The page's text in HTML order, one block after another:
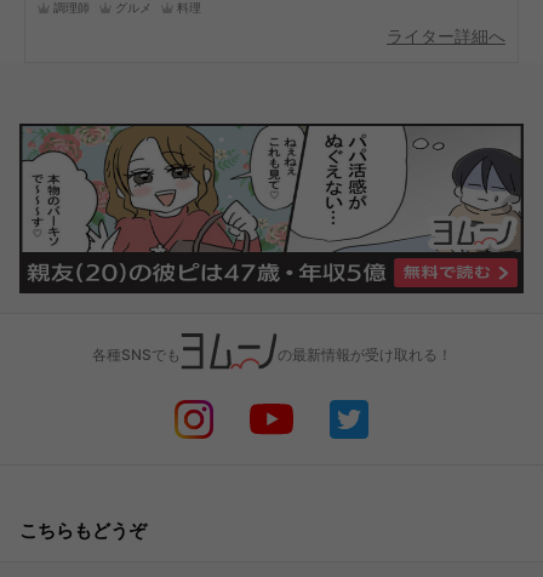
調理師 グルメ 料理
ライター詳細へ
各種SNSでも の最新情報が受け取れる！
こちらもどうぞ